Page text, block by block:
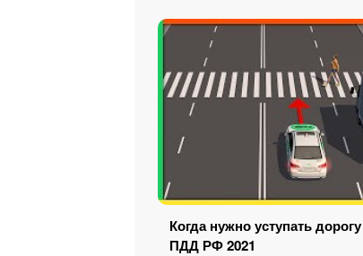
Когда нужно уступать
ПДД РФ 2021